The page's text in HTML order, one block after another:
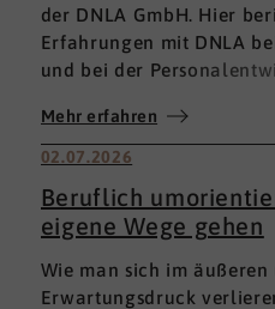
der DNLA GmbH. Hier
Erfahrungen mit DNLA
und bei der
Mehr erfahren
02.07.2026
Beruflich
eigene Wege gehen
Wie man sich im
Erwartungsdruck